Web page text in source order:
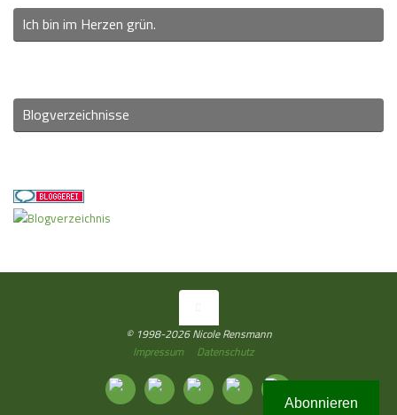
Ich bin im Herzen grün.
Blogverzeichnisse
© 1998-2026 Nicole Rensmann
Impressum
Datenschutz
Abonnieren